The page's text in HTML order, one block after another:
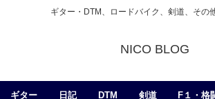
ギター・DTM、ロードバイク、剣道、その
NICO BLOG
ギター 日記 DTM 剣道 F１・格